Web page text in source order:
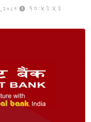
10:53:53